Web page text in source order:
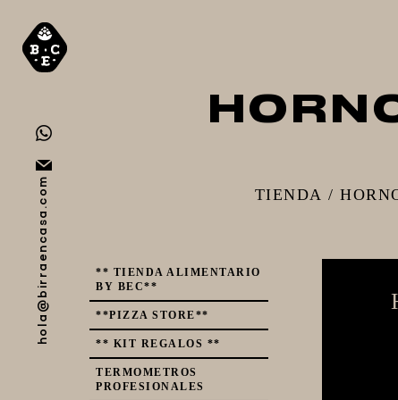
hola@birraencasa.com TIENDA /
** TIENDA ALIMENTARIO
BY BEC**
**PIZZA STORE**
** KIT REGALOS **
TERMOMETROS
PROFESIONALES